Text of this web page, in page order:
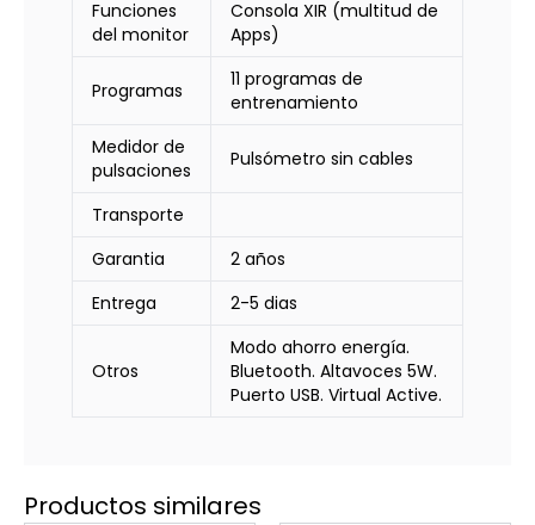
Funciones
del monitor
Consola XIR (multitud de
Apps)
Programas
11 programas de
entrenamiento
Medidor de
pulsaciones
Pulsómetro sin cables
Transporte
Garantia
2 años
Entrega
2-5 dias
Otros
Modo ahorro energía.
Bluetooth. Altavoces 5W.
Puerto USB. Virtual Active.
Productos similares